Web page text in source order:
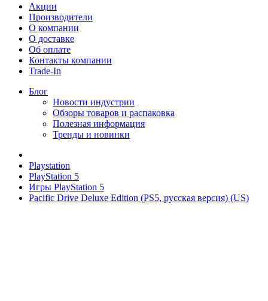
Акции
Производители
О компании
О доставке
Об оплате
Контакты компании
Trade-In
Блог
Новости индустрии
Обзоры товаров и распаковка
Полезная информация
Тренды и новинки
Playstation
PlayStation 5
Игры PlayStation 5
Pacific Drive Deluxe Edition (PS5, русская версия) (US)